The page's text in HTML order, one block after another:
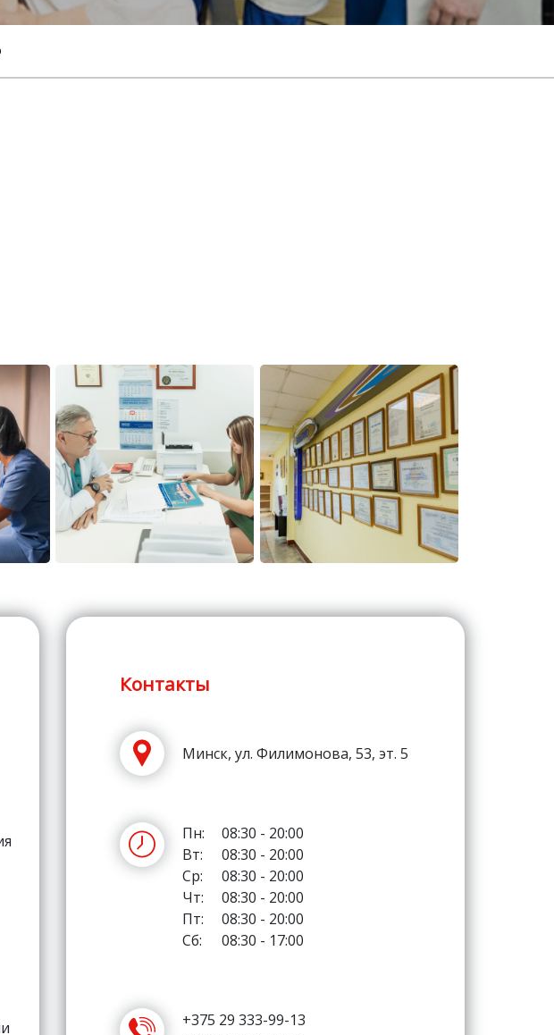
Контакты
Минск, ул. Филимонова, 53, эт. 5
Пн:
08:30 - 20:00
Вт:
08:30 - 20:00
Ср:
08:30 - 20:00
Чт:
08:30 - 20:00
Пт:
08:30 - 20:00
Сб:
08:30 - 17:00
+375 29 333-99-13